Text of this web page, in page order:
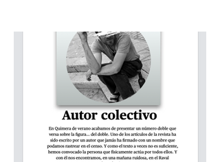
desquiciada de sus gobernantes, sus
papas y sus tótems… todo nos empuja
una vez más a volver los ojos a Argentina,
pensarla e interpelarla… que es
justamente lo que nos facilita el argentino
Ramón Starc en su primera novela, Que
se vayan todos (Candaya).